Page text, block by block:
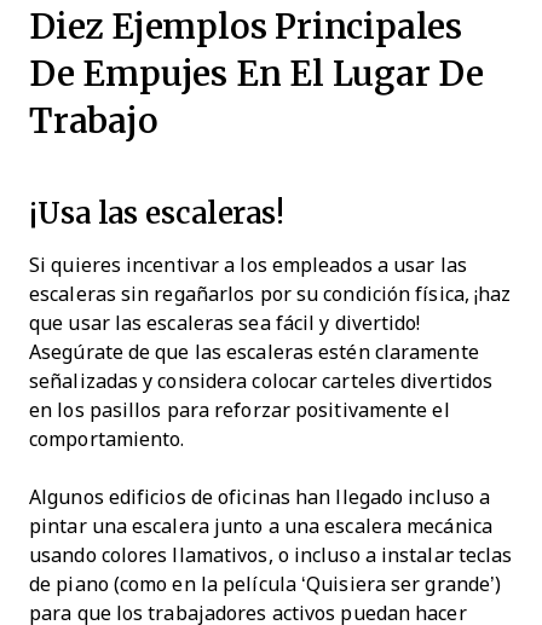
Diez Ejemplos Principales
De Empujes En El Lugar De
Trabajo
¡Usa las escaleras!
Si quieres incentivar a los empleados a usar las
escaleras sin regañarlos por su condición física, ¡haz
que usar las escaleras sea fácil y divertido!
Asegúrate de que las escaleras estén claramente
señalizadas y considera colocar carteles divertidos
en los pasillos para reforzar positivamente el
comportamiento.
Algunos edificios de oficinas han llegado incluso a
pintar una escalera junto a una escalera mecánica
usando colores llamativos, o incluso a instalar teclas
de piano (como en la película ‘Quisiera ser grande’)
para que los trabajadores activos puedan hacer